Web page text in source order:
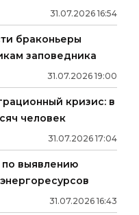
31.07.2026 16:54
браконьеры
заповедника
31.07.2026 19:00
кризис: в
человек
31.07.2026 17:04
по выявлению
31.07.2026 16:43